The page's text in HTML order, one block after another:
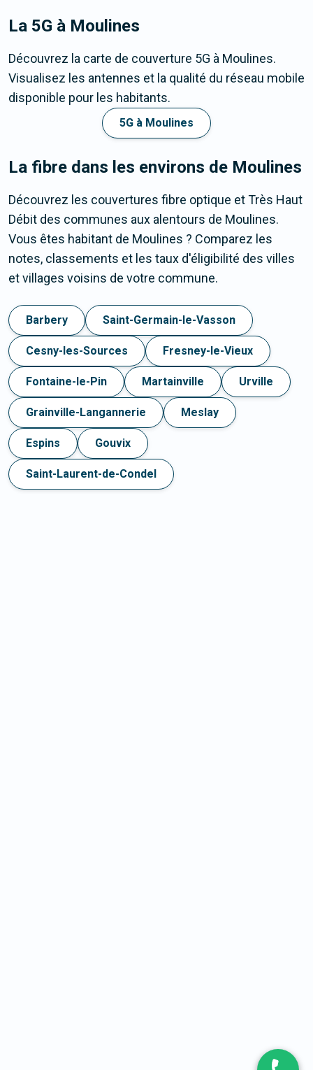
La 5G à Moulines
Découvrez la carte de couverture 5G à Moulines.
Visualisez les antennes et la qualité du réseau mobile
disponible pour les habitants.
5G à Moulines
La fibre dans les environs de Moulines
Découvrez les couvertures fibre optique et Très Haut
Débit des communes aux alentours de Moulines.
Vous êtes habitant de Moulines ? Comparez les
notes, classements et les taux d'éligibilité des villes
et villages voisins de votre commune.
Barbery Saint-Germain-le-Vasson
Cesny-les-Sources Fresney-le-Vieux
Fontaine-le-Pin Martainville Urville
Grainville-Langannerie Meslay
Espins Gouvix
Saint-Laurent-de-Condel